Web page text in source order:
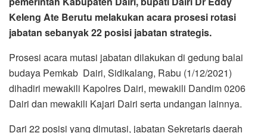
(Sekda) Kabupaten Dairi saat ini kosong, dan ada lima
Organisasi Pimpinan Daerah (OPD) yakni, Dinas
Kesehatan, Pertanian, Perindagkop, Pemdes, BPBD, juga
kosong.
Bupati Dairi dalam sambutannya mengatakan, rotasi
jabatan merupakan dari bagian progres organisasi dalam
rangka pemantapan kapasitas serta pembinaan pola karir
di lingkungan pemerintah Kabupaten Dairi termasuk